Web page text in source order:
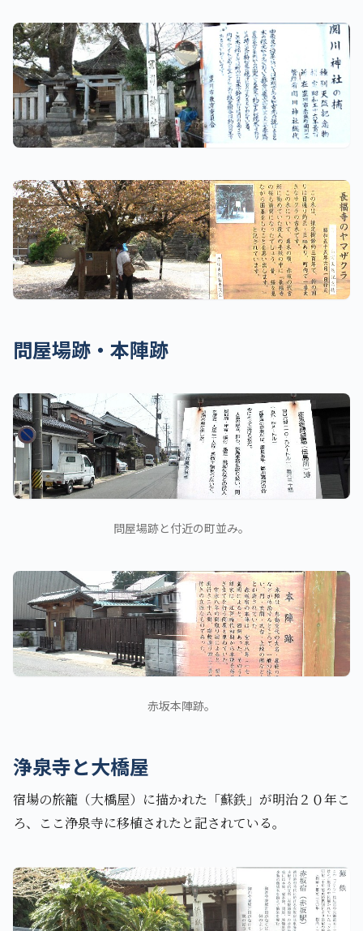
問屋場跡・本陣跡
問屋場跡と付近の町並み。
赤坂本陣跡。
浄泉寺と大橋屋
宿場の旅籠（大橋屋）に描かれた「蘇鉄」が明治２０年こ
ろ、ここ浄泉寺に移植されたと記されている。